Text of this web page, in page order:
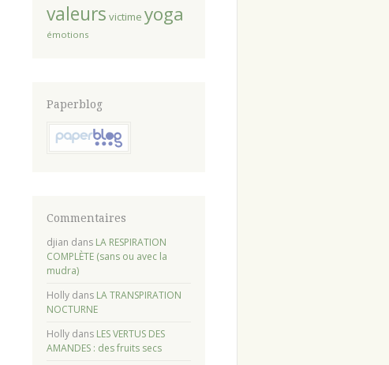
valeurs victime yoga
émotions
Paperblog
Commentaires
djian dans LA RESPIRATION
COMPLÈTE (sans ou avec la
mudra)
Hollydans LA TRANSPIRATION
NOCTURNE
Hollydans LES VERTUS DES
AMANDES : des fruits secs